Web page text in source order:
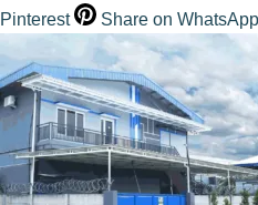
Pinterest
Share on WhatsApp